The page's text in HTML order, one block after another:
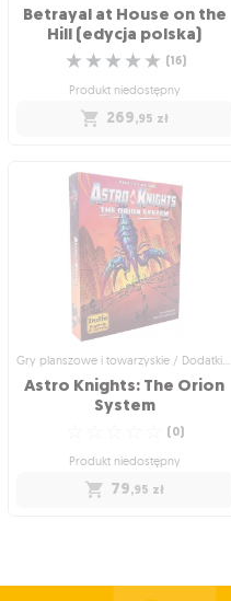
Betrayal at House on the
Hill (edycja polska)
☆
☆
☆
☆
☆ (16)
Produkt niedostępny
269,95 zł
Przygodowe gry planszowe
Betrayal at House on the
Hill (edycja polska)
Oto dom z Twoich koszmarów!
☆
☆
☆
☆
☆ (16
Produkt niedostępny
269,95 zł
Gry planszowe i towarzyskie / Dodatki do gier
Astro Knights: The Orion
System
(0)
Produkt niedostępny
79,95 zł
System